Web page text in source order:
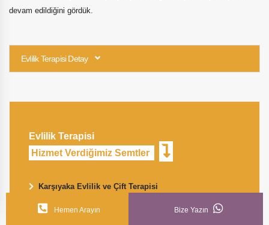
devam edildiğini gördük.
Evlilik Terapisi Detay
Evlilik Terapisi
Hizmet Verdiğimiz Semtler
Karşıyaka Evlilik ve Çift Terapisi
Hemen Arayın Bize Yazın